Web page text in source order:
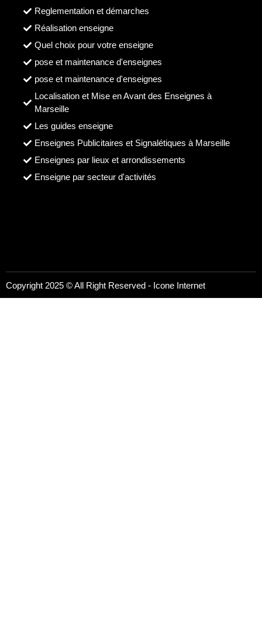
Reglementation et démarches
Réalisation enseigne
Quel choix pour votre enseigne
pose et maintenance d'enseignes
pose et maintenance d'enseignes
Localisation et Mise en Avant des Enseignes à
Marseille
Les guides enseigne
Enseignes Publicitaires et Signalétiques à Marseille
Enseignes par lieux et arrondissements
Enseigne par secteur d'activités
Copyright 2025 © All Right Reserved - Icone Internet